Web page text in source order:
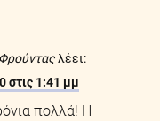
λέει:
στις 1:41 μμ
πολλά! Η